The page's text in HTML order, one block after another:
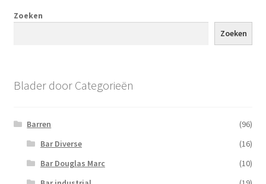
Zoeken
Zoeken
Blader door Categorieën
Barren
(96)
Bar Diverse
(16)
Bar Douglas Marc
(10)